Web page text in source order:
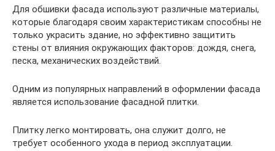
Для обшивки фасада используют различные материалы,
которые благодаря своим характеристикам способны не
только украсить здание, но эффективно защитить
стены от влияния окружающих факторов: дождя, снега,
песка, механических воздействий.
Одним из популярных направлений в оформлении фасада
является использование фасадной плитки.
Плитку легко монтировать, она служит долго, не
требует особенного ухода в период эксплуатации.